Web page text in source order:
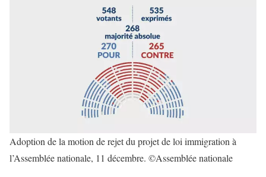
Adoption de la motion de rejet du projet de loi immigration à
l’Assemblée nationale, 11 décembre. ©Assemblée nationale